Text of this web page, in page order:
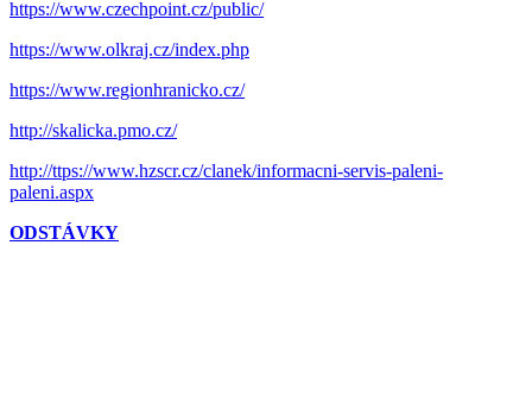
https://www.czechpoint.cz/public/
https://www.olkraj.cz/index.php
https://www.regionhranicko.cz/
http://skalicka.pmo.cz/
http://ttps://www.hzscr.cz/clanek/informacni-servis-paleni-
paleni.aspx
ODSTÁVKY